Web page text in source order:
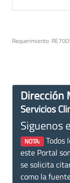
Requerimiento:
Dirección
Servicios
Siguenos
NOTA: Todos
este Portal
se solicita
como la